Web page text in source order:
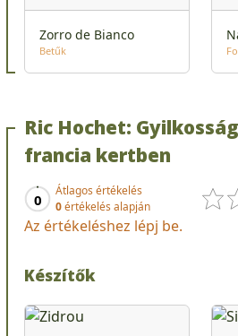
Zorro de Bianco
Betűk
Ric Hochet:
francia kertben
0
Átlagos értékelés
0értékelés alapján
Az értékeléshez lépj be.
Készítők